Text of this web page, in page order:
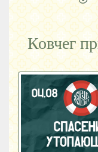
Ковчег